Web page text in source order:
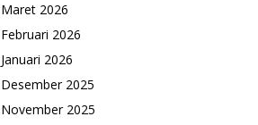
Maret 2026
Februari 2026
Januari 2026
Desember 2025
November 2025